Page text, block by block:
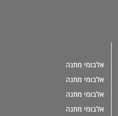
אלבומי מתנה
אלבומי מתנה
אלבומי מתנה
אלבומי מתנה